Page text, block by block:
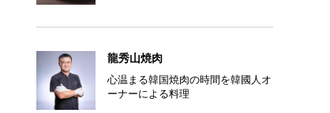
龍秀山焼肉
心温まる韓国焼肉の時間を韓國人オ
ーナーによる料理